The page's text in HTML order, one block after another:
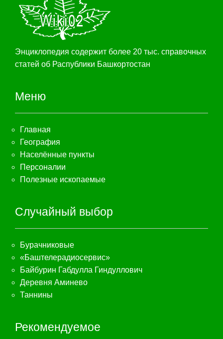
Энциклопедия содержит более 20 тыс. справочных
статей об Распублики Башкортостан
Меню
Главная
География
Населённые пункты
Персоналии
Полезные ископаемые
Случайный выбор
Бурачниковые
«Баштелерадиосервис»
Байбурин Габдулла Гиндуллович
Деревня Аминево
Таннины
Рекомендуемое